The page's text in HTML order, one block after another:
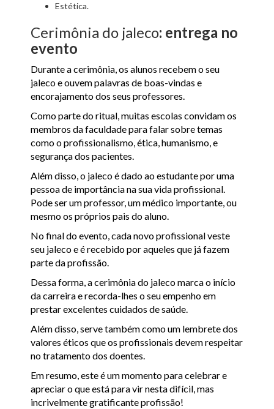
Estética.
Cerimônia do jaleco: entrega no
evento
Durante a cerimônia, os alunos recebem o seu
jaleco e ouvem palavras de boas-vindas e
encorajamento dos seus professores.
Como parte do ritual, muitas escolas convidam os
membros da faculdade para falar sobre temas
como o profissionalismo, ética, humanismo, e
segurança dos pacientes.
Além disso, o jaleco é dado ao estudante por uma
pessoa de importância na sua vida profissional.
Pode ser um professor, um médico importante, ou
mesmo os próprios pais do aluno.
No final do evento, cada novo profissional veste
seu jaleco e é recebido por aqueles que já fazem
parte da profissão.
Dessa forma, a cerimônia do jaleco marca o início
da carreira e recorda-lhes o seu empenho em
prestar excelentes cuidados de saúde.
Além disso, serve também como um lembrete dos
valores éticos que os profissionais devem respeitar
no tratamento dos doentes.
Em resumo, este é um momento para celebrar e
apreciar o que está para vir nesta difícil, mas
incrivelmente gratificante profissão!